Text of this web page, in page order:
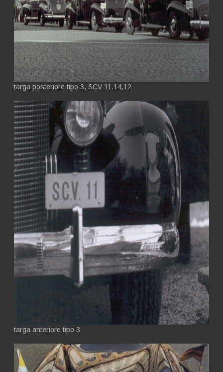
targa posteriore tipo 3, SCV 11.14,12
targa anteriore tipo 3